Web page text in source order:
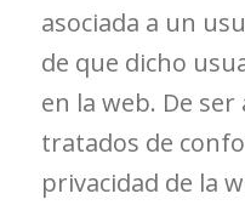
asociada a un
de que dicho
en la web. De
tratados de
privacidad de la